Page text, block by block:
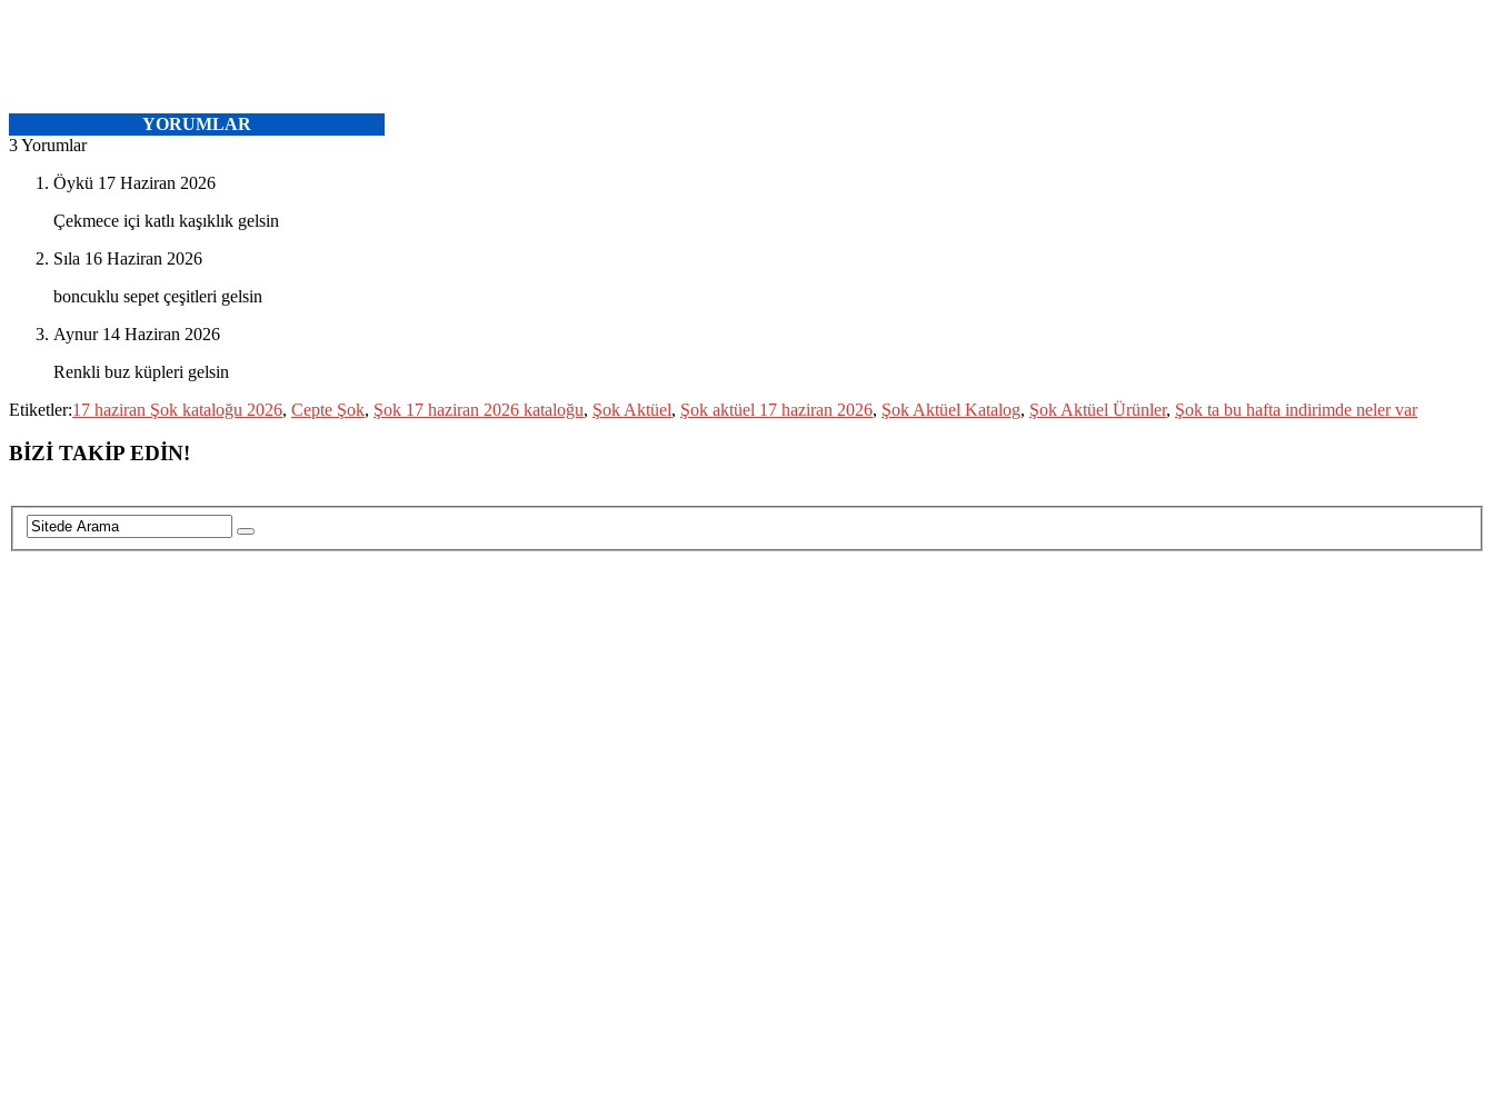
YORUMLAR
3 Yorumlar
Öykü 17 Haziran 2026
Çekmece içi katlı kaşıklık gelsin
Sıla 16 Haziran 2026
boncuklu sepet çeşitleri gelsin
Aynur 14 Haziran 2026
Renkli buz küpleri gelsin
Etiketler:17 haziran Şok kataloğu 2026, Cepte Şok, Şok 17 haziran 2026 kataloğu, Şok Aktüel, Şok aktüel 17 haziran 2026, Şok Aktüel Katalog, Şok Aktüel Ürünler, Şok ta bu hafta indirimde neler var
BİZİ TAKİP EDİN!